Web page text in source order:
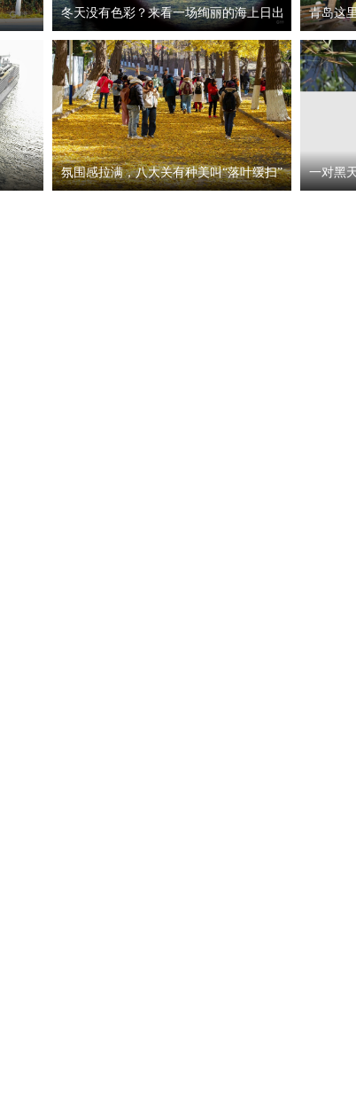
冬天没有色彩？来看一场绚丽的海上日出 青岛这
氛围感拉满，八大关有种美叫“落叶缓扫” 一对黑